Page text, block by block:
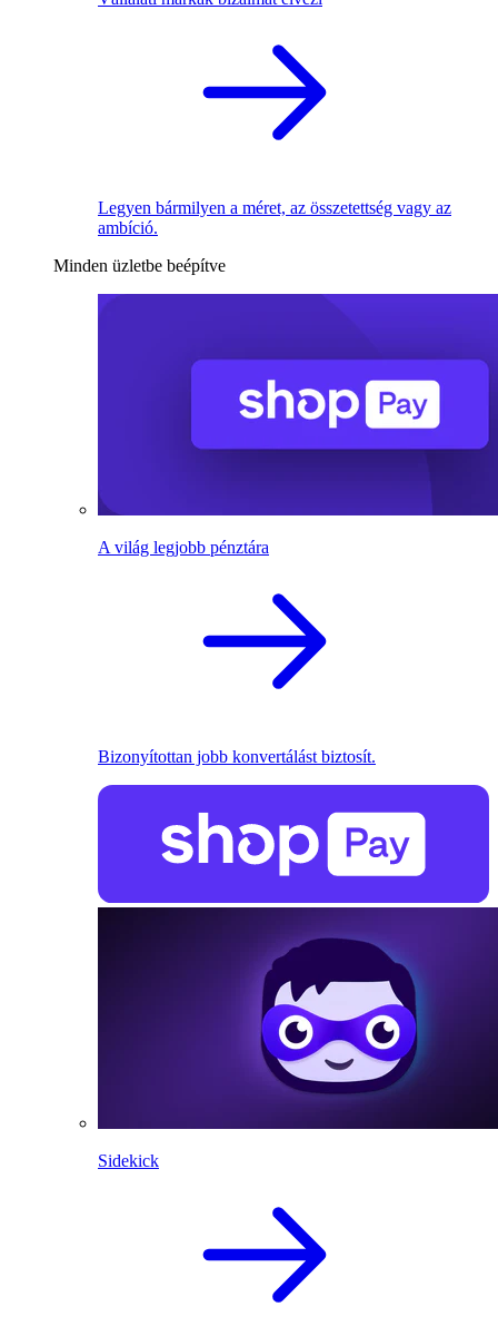
Legyen bármilyen a méret, az összetettség vagy az
ambíció.
Minden üzletbe beépítve
A világ legjobb pénztára
Bizonyítottan jobb konvertálást biztosít.
Sidekick